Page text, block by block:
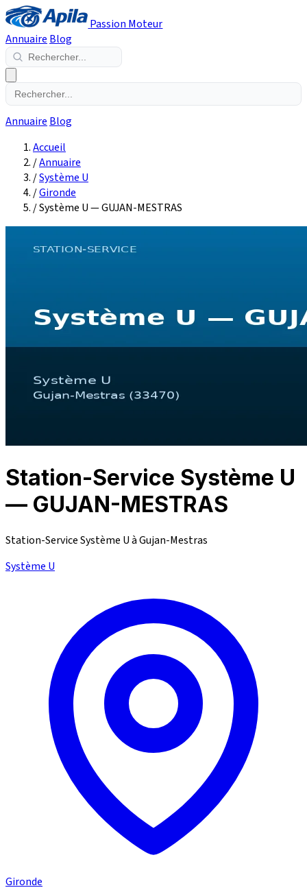
Passion Moteur
Annuaire Blog
Annuaire Blog
Accueil
/Annuaire
/Système U
/Gironde
/Système U — GUJAN-MESTRAS
Station-Service Système U
— GUJAN-MESTRAS
Station-Service Système U à Gujan-Mestras
Système U
Gironde